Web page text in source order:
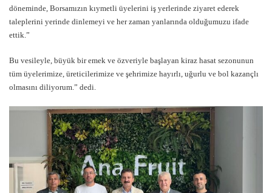
döneminde, Borsamızın kıymetli üyelerini iş yerlerinde ziyaret ederek
taleplerini yerinde dinlemeyi ve her zaman yanlarında olduğumuzu ifade
ettik.”
Bu vesileyle, büyük bir emek ve özveriyle başlayan kiraz hasat sezonunun
tüm üyelerimize, üreticilerimize ve şehrimize hayırlı, uğurlu ve bol kazançlı
olmasını diliyorum.” dedi.